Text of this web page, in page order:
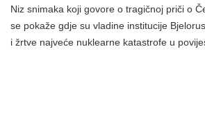
Niz snimaka koji govore o tragičnoj priči o
se pokaže gdje su vladine institucije
i žrtve najveće nuklearne katastrofe u